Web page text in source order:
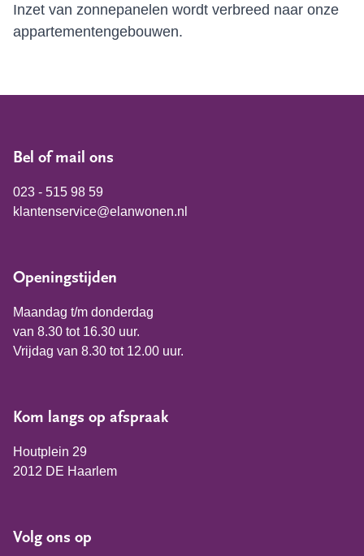
Inzet van zonnepanelen wordt verbreed naar onze
appartementengebouwen.
Bel of mail ons
023 - 515 98 59
klantenservice@elanwonen.nl
Openingstijden
Maandag t/m donderdag
van 8.30 tot 16.30 uur.
Vrijdag van 8.30 tot 12.00 uur.
Kom langs op afspraak
Houtplein 29
2012 DE Haarlem
Volg ons op